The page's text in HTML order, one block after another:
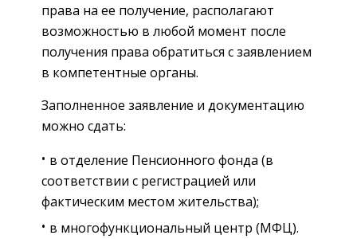
права на ее получение, располагают
возможностью в любой момент после
получения права обратиться с заявлением
в компетентные органы.
Заполненное заявление и документацию
можно сдать:
в отделение Пенсионного фонда (в
соответствии с регистрацией или
фактическим местом жительства);
в многофункциональный центр (МФЦ).